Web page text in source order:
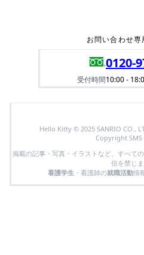
お問い合わせ
0120-
受付時間10:00 -
Hello Kitty © 2025 SANRIO CO.,
Copyright SMS
掲載の記事・写真・イラストなど、すべて
信を禁じま
看護学生 ・看護師の就職活動情